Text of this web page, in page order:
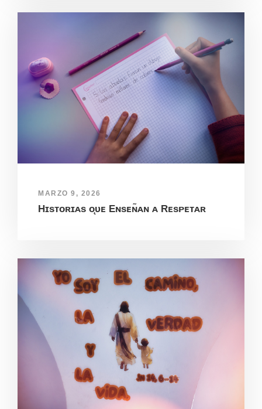
MARZO 9, 2026
Hɪsᴛᴏʀɪᴀs ᴏ̨ᴜᴇ Eɴsᴇɴ̃ᴀɴ ᴀ Rᴇsᴘᴇᴛᴀʀ